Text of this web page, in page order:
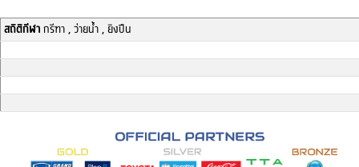
สถิติกีฬากรีฑา , ว่ายน้ำ , ยิงปืน